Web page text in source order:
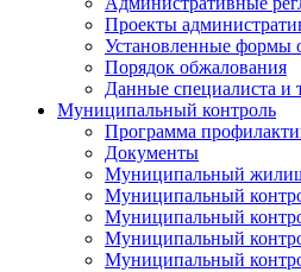
Проекты
Установленные формы
Порядок обжалования
Данные специалиста и
Муниципальный контроль
Программа
Документы
Муниципальный
Муниципальный
Муниципальный
Муниципальный
Муниципальный